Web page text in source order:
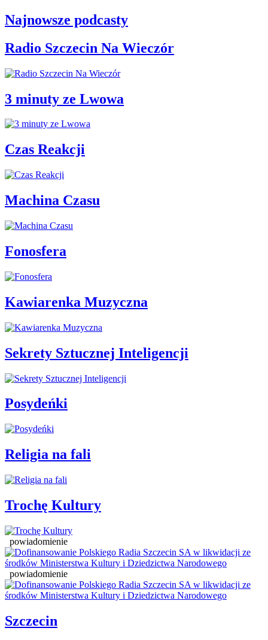
Najnowsze podcasty
Radio Szczecin Na Wieczór
3 minuty ze Lwowa
Czas Reakcji
Machina Czasu
Fonosfera
Kawiarenka Muzyczna
Sekrety Sztucznej Inteligencji
Posydeńki
Religia na fali
Trochę Kultury
powiadomienie
powiadomienie
Szczecin